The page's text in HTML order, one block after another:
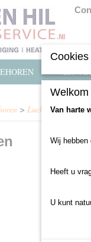
> Luchtgordijn
Helaas
Probeert
Van harte
Wij hebben
Heeft u
U kunt